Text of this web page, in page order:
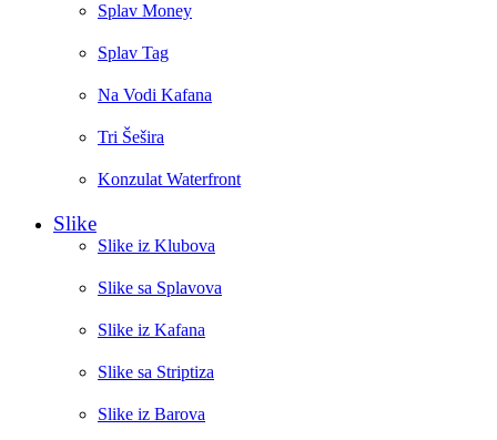
Splav Money
Splav Tag
Na Vodi Kafana
Tri Šešira
Konzulat Waterfront
Slike
Slike iz Klubova
Slike sa Splavova
Slike iz Kafana
Slike sa Striptiza
Slike iz Barova